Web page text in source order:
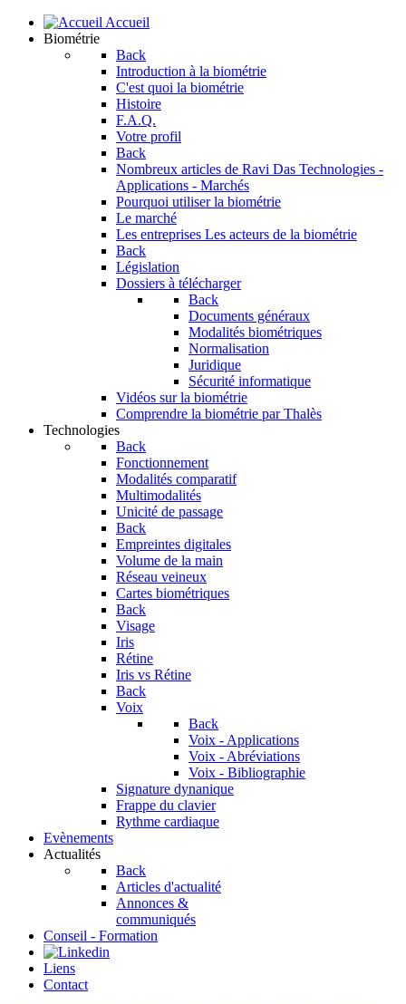
Accueil
Biométrie
Back
Introduction à la biométrie
C'est quoi la biométrie
Histoire
F.A.Q.
Votre profil
Back
Nombreux articles de Ravi Das Technologies -
Applications - Marchés
Pourquoi utiliser la biométrie
Le marché
Les entreprises Les acteurs de la biométrie
Back
Législation
Dossiers à télécharger
Back
Documents généraux
Modalités biométriques
Normalisation
Juridique
Sécurité informatique
Vidéos sur la biométrie
Comprendre la biométrie par Thalès
Technologies
Back
Fonctionnement
Modalités comparatif
Multimodalités
Unicité de passage
Back
Empreintes digitales
Volume de la main
Réseau veineux
Cartes biométriques
Back
Visage
Iris
Rétine
Iris vs Rétine
Back
Voix
Back
Voix - Applications
Voix - Abréviations
Voix - Bibliographie
Signature dynanique
Frappe du clavier
Rythme cardiaque
Evènements
Actualités
Back
Articles d'actualité
Annonces &
communiqués
Conseil - Formation
Liens
Contact